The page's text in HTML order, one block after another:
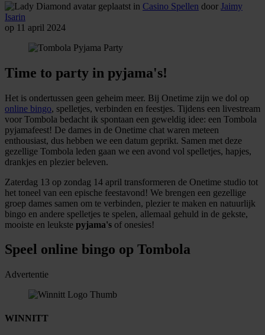
geplaatst in Casino Spellen door Jaimy
Isarin
op 11 april 2024
Time to party in pyjama's!
Het is ondertussen geen geheim meer. Bij Onetime zijn we dol op
online bingo, spelletjes, verbinden en feestjes. Tijdens een livestream
voor Tombola bedacht ik spontaan een geweldig idee: een Tombola
pyjamafeest! De dames in de Onetime chat waren meteen
enthousiast, dus hebben we een datum geprikt. Samen met deze
gezellige Tombola leden gaan we een avond vol spelletjes, hapjes,
drankjes en plezier beleven.
Zaterdag 13 op zondag 14 april transformeren de Onetime studio tot
het toneel van een epische feestavond! We brengen een gezellige
groep dames samen om te verbinden, plezier te maken en natuurlijk
bingo en andere spelletjes te spelen, allemaal gehuld in de gekste,
mooiste en leukste pyjama's of onesies!
Speel online bingo op Tombola
Advertentie
WINNITT